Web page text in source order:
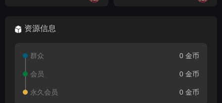
资源信息
群众 0 金币
会员 0 金币
永久会员 0 金币